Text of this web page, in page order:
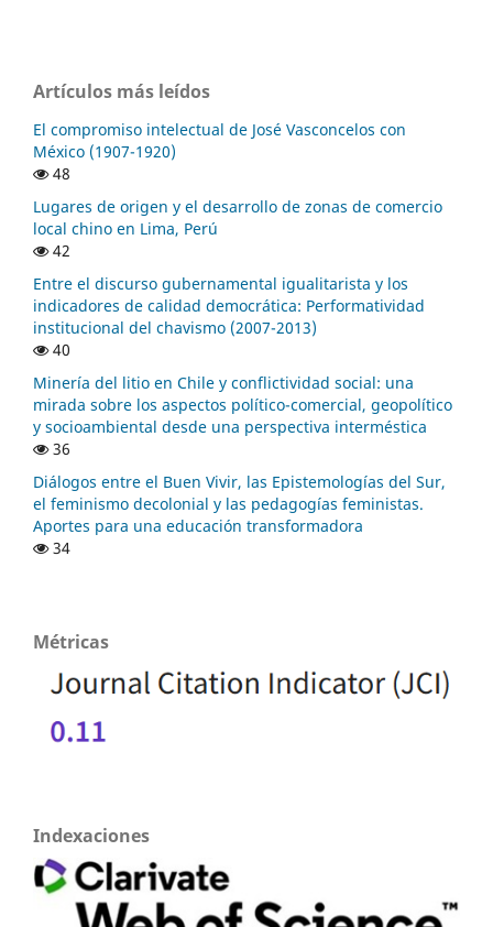
Artículos más leídos
El compromiso intelectual de José Vasconcelos con
México (1907-1920)
48
Lugares de origen y el desarrollo de zonas de comercio
local chino en Lima, Perú
42
Entre el discurso gubernamental igualitarista y los
indicadores de calidad democrática: Performatividad
institucional del chavismo (2007-2013)
40
Minería del litio en Chile y conflictividad social: una
mirada sobre los aspectos político-comercial, geopolítico
y socioambiental desde una perspectiva interméstica
36
Diálogos entre el Buen Vivir, las Epistemologías del Sur,
el feminismo decolonial y las pedagogías feministas.
Aportes para una educación transformadora
34
Métricas
Indexaciones